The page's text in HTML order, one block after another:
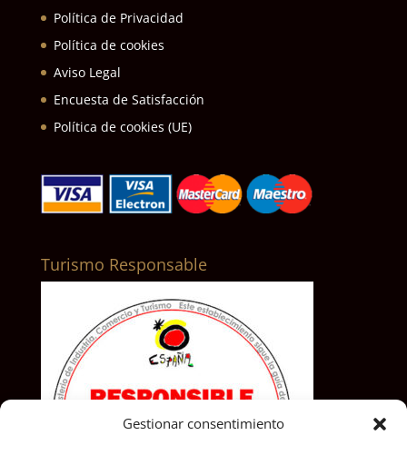
Gestionar consentimiento
Política de Privacidad
Política de cookies
Aviso Legal
Encuesta de Satisfacción
Política de cookies (UE)
Turismo Responsable